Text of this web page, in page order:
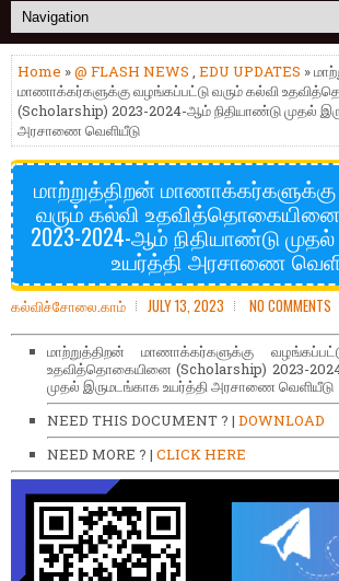
Home »@ FLASH NEWS , EDU UPDATES »
மாணாக்கர்களுக்கு வழங்கப்பட்டு வரும் கல்வி
(Scholarship) 2023-2024-ஆம் நிதியாண்டு முதல்
அரசாணை வெளியீடு
மாற்றுத்திறன்
வரும் கல்வி உதவித்தொகையினை
2023-2024-ஆம் நிதியாண்டு
உயர்த்தி அரசாணை
கல்விச்சோலை.காம் JULY 13, 2023 NO COMMENTS
மாற்றுத்திறன் மாணாக்கர்களுக்கு
உதவித்தொகையினை (Scholarship) 2023-
முதல் இருமடங்காக உயர்த்தி அரசாணை வெளியீடு
NEED THIS DOCUMENT ? | DOWNLOAD
NEED MORE ? | CLICK HERE